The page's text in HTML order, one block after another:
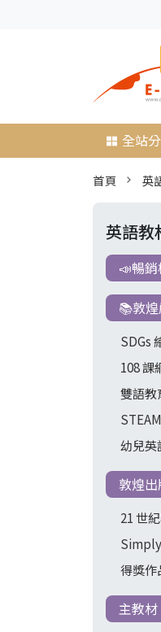
全站
首頁 英
英語教
📣暢
📚敦
SDGs
108 課
雙語教
幼兒英
敦煌出
21 世
得獎作
主教材